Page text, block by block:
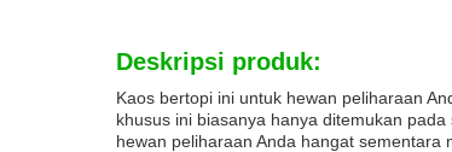
Deskripsi produk:
Kaos bertopi ini untuk hewan peliharaan
khusus ini biasanya hanya ditemukan
hewan peliharaan Anda hangat